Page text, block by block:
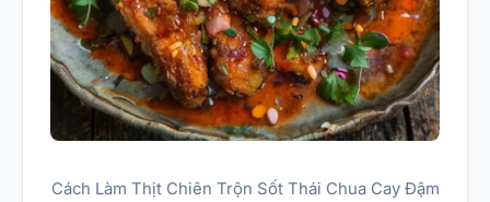
Cách Làm Thịt Chiên Trộn Sốt Thái Chua Cay Đậm